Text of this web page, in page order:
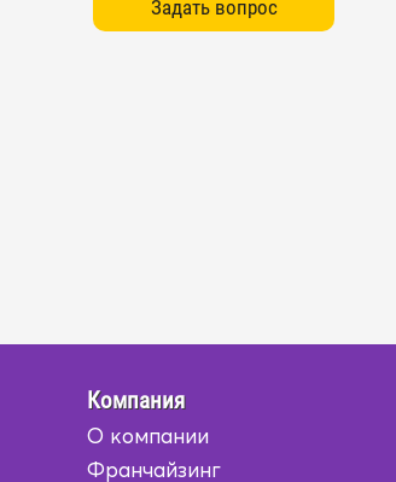
Компания
О компании
Франчайзинг